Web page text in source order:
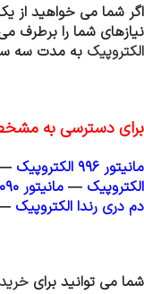
اگر شما می خواهید از
نیازهای شما را برطرف
الکتروپیک به مدت سه
برای دسترسی به
مانیتور ۹۹۶ الکتروپیک
الکتروپیک — مانیتور ۱۰۹۰ الکتروپیک
دم دری رندا الکتروپیک
شما می توانید برای